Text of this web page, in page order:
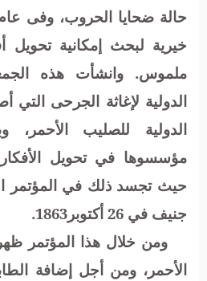
خيرية لبحث إمكانية تحويل
ملموس. وانشأت هذه
الدولية لإغاثة الجرحى التي
الدولية للصليب
مؤسسوها في تحويل
حيث تجسد ذلك في المؤتمر
جنيف في 26 أكتوبر1863.
ومن خلال هذا المؤتمر
الأحمر، ومن أجل إضافة